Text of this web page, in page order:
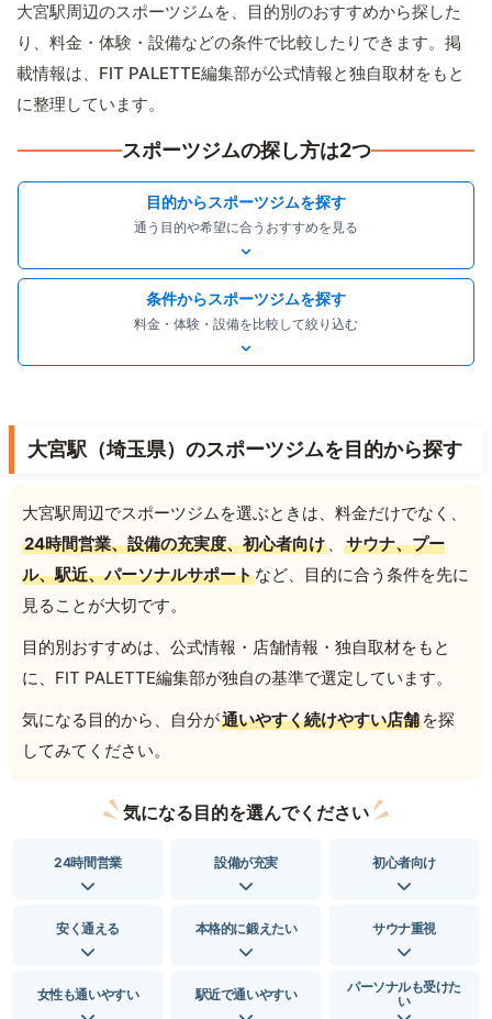
大宮駅周辺のスポーツジムを、目的別のおすすめから探した
り、料金・体験・設備などの条件で比較したりできます。掲
載情報は、FIT PALETTE編集部が公式情報と独自取材をもと
に整理しています。
スポーツジムの探し方は2つ
目的からスポーツジムを探す
通う目的や希望に合うおすすめを見る
条件からスポーツジムを探す
料金・体験・設備を比較して絞り込む
大宮駅（埼玉県）のスポーツジムを目的から探す
大宮駅周辺でスポーツジムを選ぶときは、料金だけでなく、
24時間営業、設備の充実度、初心者向け 、
サウナ、プー
ル、駅近、パーソナルサポートなど、目的に合う条件を先に
見ることが大切です。
目的別おすすめは、公式情報・店舗情報・独自取材をもと
に、FIT PALETTE編集部が独自の基準で選定しています。
気になる目的から、自分が通いやすく続けやすい店舗 を探
してみてください。
気になる目的を選んでください
24時間営業 設備が充実 初心者向け
安く通える 本格的に鍛えたい サウナ重視
女性も通いやすい 駅近で通いやすい
パーソナルも受けた
い